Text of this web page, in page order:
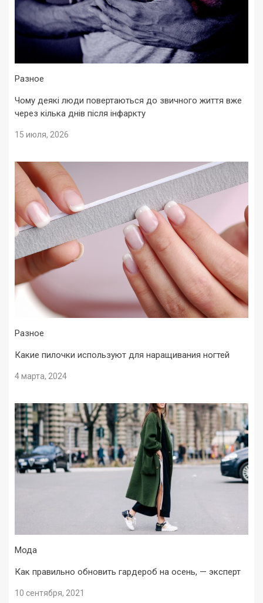
Разное
Чому деякі люди повертаються до звичного життя вже
через кілька днів після інфаркту
15 июля, 2026
Разное
Какие пилочки используют для наращивания ногтей
4 марта, 2024
Мода
Как правильно обновить гардероб на осень, — эксперт
10 сентября, 2021